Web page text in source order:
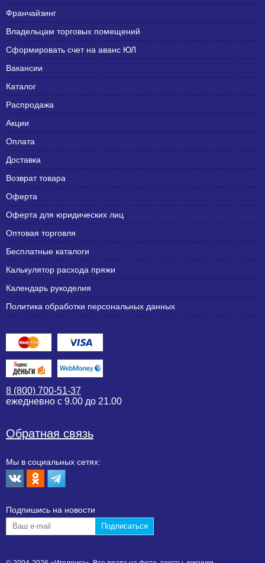
Франчайзинг
Владельцам торговых помещений
Сформировать счет на аванс ЮЛ
Вакансии
Каталог
Распродажа
Акции
Оплата
Доставка
Возврат товара
Оферта
Оферта для юридических лиц
Оптовая торговля
Бесплатные каталоги
Калькулятор расхода пряжи
Календарь рукоделия
Политика обработки персональных данных
8 (800) 700-51-37
ежедневно с 9.00 до 21.00
Обратная связь
Мы в социальных сетях:
Подпишиcь на новости